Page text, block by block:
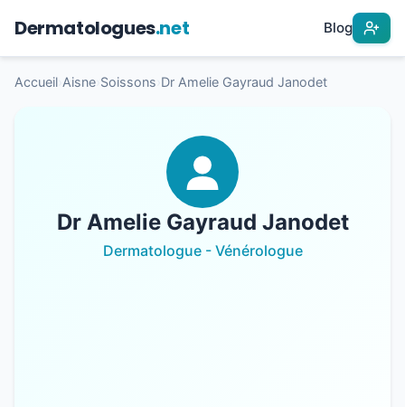
Dermatologues.net Blog
Accueil Aisne Soissons Dr Amelie Gayraud Janodet
Dr Amelie Gayraud Janodet
Dermatologue - Vénérologue